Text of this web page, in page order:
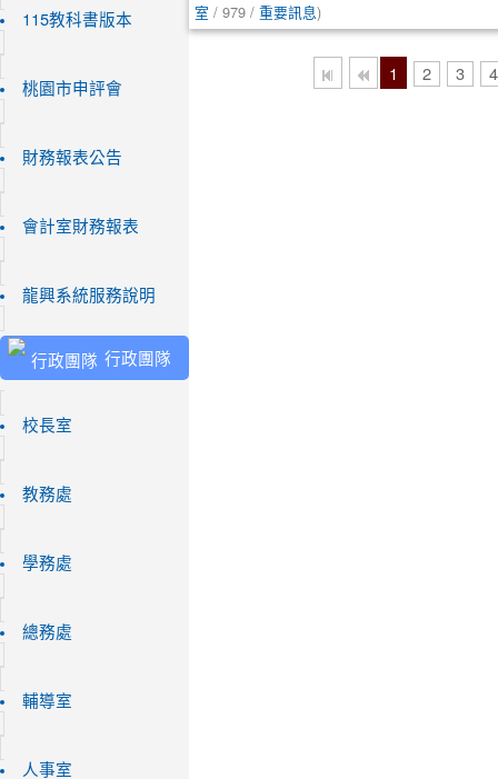
115教科書版本
桃園市申評會
財務報表公告
會計室財務報表
龍興系統服務說明
行政團隊
校長室
教務處
學務處
總務處
輔導室
人事室
室 / 979 / 重要訊息)
1 2 3